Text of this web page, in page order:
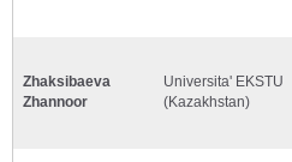
Zhaksibaeva
Zhannoor
Universita' EKSTU
(Kazakhstan)